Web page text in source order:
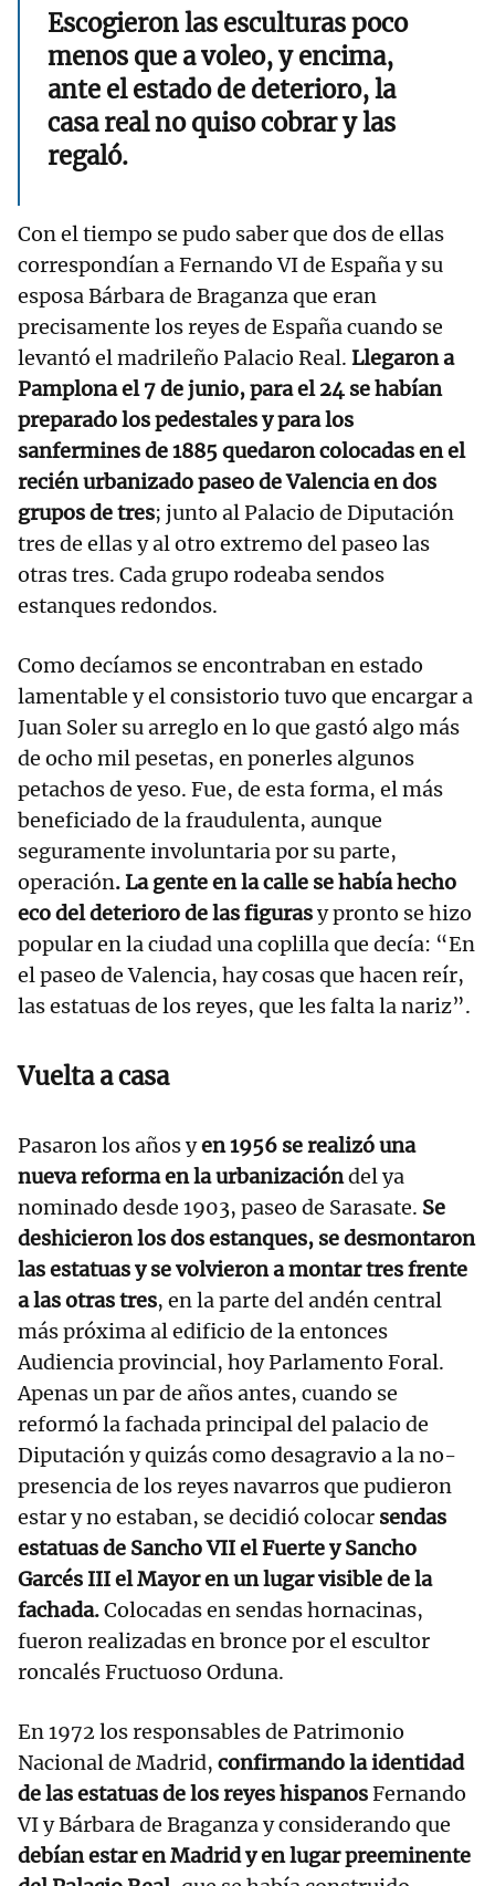
Escogieron las esculturas poco
menos que a voleo, y encima,
ante el estado de deterioro, la
casa real no quiso cobrar y las
regaló.
Con el tiempo se pudo saber que dos de ellas
correspondían a Fernando VI de España y su
esposa Bárbara de Braganza que eran
precisamente los reyes de España cuando se
levantó el madrileño Palacio Real. Llegaron a
Pamplona el 7 de junio, para el 24 se habían
preparado los pedestales y para los
sanfermines de 1885 quedaron colocadas en el
recién urbanizado paseo de Valencia en dos
grupos de tres; junto al Palacio de Diputación
tres de ellas y al otro extremo del paseo las
otras tres. Cada grupo rodeaba sendos
estanques redondos.
Como decíamos se encontraban en estado
lamentable y el consistorio tuvo que encargar a
Juan Soler su arreglo en lo que gastó algo más
de ocho mil pesetas, en ponerles algunos
petachos de yeso. Fue, de esta forma, el más
beneficiado de la fraudulenta, aunque
seguramente involuntaria por su parte,
operación. La gente en la calle se había hecho
eco del deterioro de las figurasy pronto se hizo
popular en la ciudad una coplilla que decía: “En
el paseo de Valencia, hay cosas que hacen reír,
las estatuas de los reyes, que les falta la nariz”.
Vuelta a casa
Pasaron los años yen 1956 se realizó una
nueva reforma en la urbanizacióndel ya
nominado desde 1903, paseo de Sarasate. Se
deshicieron los dos estanques, se desmontaron
las estatuas y se volvieron a montar tres frente
a las otras tres, en la parte del andén central
más próxima al edificio de la entonces
Audiencia provincial, hoy Parlamento Foral.
Apenas un par de años antes, cuando se
reformó la fachada principal del palacio de
Diputación y quizás como desagravio a la no-
presencia de los reyes navarros que pudieron
estar y no estaban, se decidió colocar sendas
estatuas de Sancho VII el Fuerte y Sancho
Garcés III el Mayor en un lugar visible de la
fachada.Colocadas en sendas hornacinas,
fueron realizadas en bronce por el escultor
roncalés Fructuoso Orduna.
En 1972 los responsables de Patrimonio
Nacional de Madrid, confirmando la identidad
de las estatuas de los reyes hispanosFernando
VI y Bárbara de Braganza y considerando que
debían estar en Madrid y en lugar preeminente